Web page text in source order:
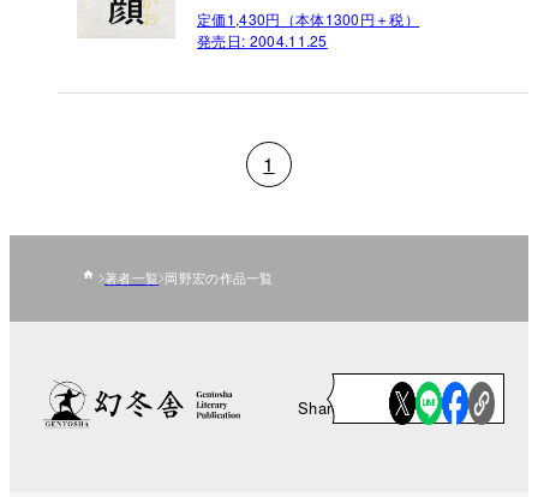
定価1,430円（本体1300円＋税）
発売日: 2004.11.25
1
著者一覧 岡野宏の作品一覧
Share